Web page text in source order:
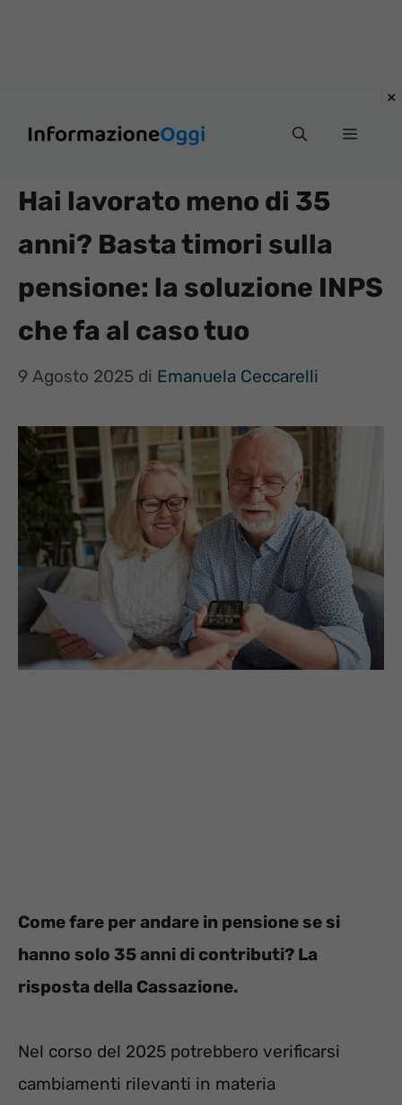
Menu
Hai lavorato meno di 35
anni? Basta timori sulla
pensione: la soluzione INPS
che fa al caso tuo
9 Agosto 2025 di Emanuela Ceccarelli
Come fare per andare in pensione se si
hanno solo 35 anni di contributi? La
risposta della Cassazione.
Nel corso del 2025 potrebbero verificarsi
cambiamenti rilevanti in materia